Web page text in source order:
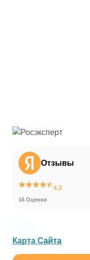
Отзывы
4.3
16 Оценки
Карта Сайта